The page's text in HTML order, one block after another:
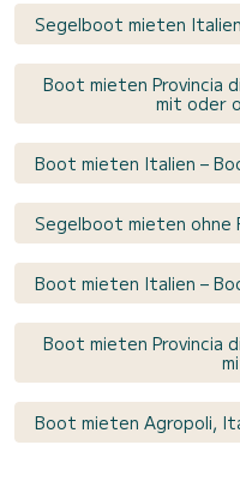
Segelboot mieten Italien
Boot mieten Provincia
mit oder
Boot mieten Italien –
Segelboot mieten ohne
Boot mieten Italien –
Boot mieten Provincia
Boot mieten Agropoli,